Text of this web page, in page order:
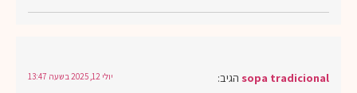
sopa tradicional הגיב: יולי 12, 2025 בשעה 13:47